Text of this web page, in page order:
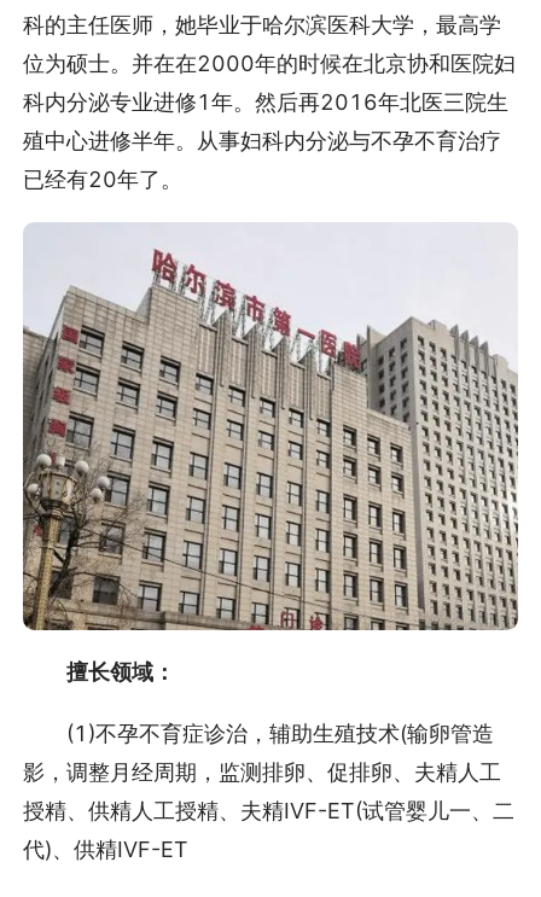
科的主任医师，她毕业于哈尔滨医科大学，最高学
位为硕士。并在在2000年的时候在北京协和医院妇
科内分泌专业进修1年。然后再2016年北医三院生
殖中心进修半年。从事妇科内分泌与不孕不育治疗
已经有20年了。
擅长领域：
(1)不孕不育症诊治，辅助生殖技术(输卵管造
影，调整月经周期，监测排卵、促排卵、夫精人工
授精、供精人工授精、夫精IVF-ET(试管婴儿一、二
代)、供精IVF-ET